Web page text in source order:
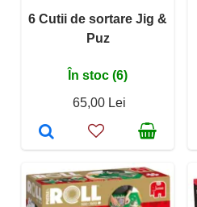
6 Cutii de sortare Jig &
Puz
În stoc (6)
65,00 Lei